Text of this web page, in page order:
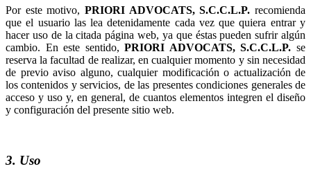
Por este motivo,
recomienda
que el usuario las lea detenidamente cada vez que quiera entrar y
hacer uso de la citada página web, ya que éstas pueden sufrir algún
cambio. En este sentido,
se
reserva la facultad de realizar, en cualquier momento y sin necesidad
de previo aviso alguno, cualquier modificación o actualización de
los contenidos y servicios, de las presentes condiciones generales de
acceso y uso y, en general, de cuantos elementos integren el diseño
y configuración del presente sitio web.
3. Uso